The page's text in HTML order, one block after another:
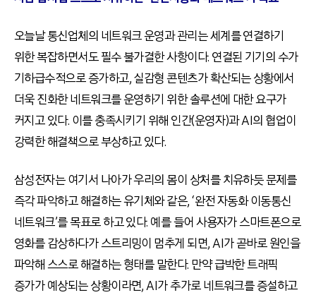
오늘날 통신업체의 네트워크 운영과 관리는 세계를 연결하기
위한 복잡하면서도 필수 불가결한 사항이다. 연결된 기기의 수가
기하급수적으로 증가하고, 실감형 콘텐츠가 확산되는 상황에서
더욱 진화한 네트워크를 운영하기 위한 솔루션에 대한 요구가
커지고 있다. 이를 충족시키기 위해 인간(운영자)과 AI의 협업이
강력한 해결책으로 부상하고 있다.
삼성전자는 여기서 나아가 우리의 몸이 상처를 치유하듯 문제를
즉각 파악하고 해결하는 유기체와 같은, ‘완전 자동화 이동통신
네트워크’를 목표로 하고 있다. 예를 들어 사용자가 스마트폰으로
영화를 감상하다가 스트리밍이 멈추게 되면, AI가 곧바로 원인을
파악해 스스로 해결하는 형태를 말한다. 만약 급박한 트래픽
증가가 예상되는 상황이라면, AI가 추가로 네트워크를 증설하고